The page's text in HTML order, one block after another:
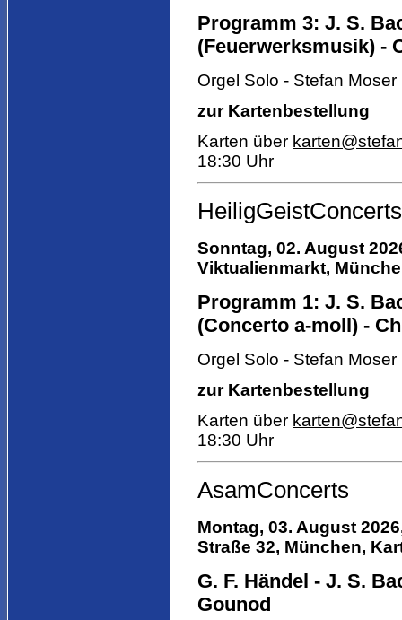
Programm 3: J. S.
(Feuerwerksmusik) -
Orgel Solo - Stefan Moser
zur Kartenbestellung
Karten über
18:30 Uhr
HeiligGeistConcerts
Sonntag, 02. August
Viktualienmarkt,
Programm 1: J. S.
(Concerto a-moll) -
Orgel Solo - Stefan Moser
zur Kartenbestellung
Karten über
18:30 Uhr
AsamConcerts
Montag, 03. August
Straße 32, München,
G. F. Händel - J. S.
Gounod